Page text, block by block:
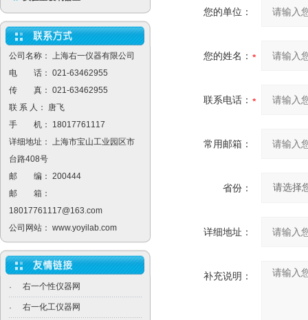
公司名称： 上海右一仪器有限公司
电 话： 021-63462955
传 真： 021-63462955
联 系 人： 唐飞
手 机： 18017761117
详细地址： 上海市宝山工业园区市
台路408号
邮 编： 200444
邮 箱：
18017761117@163.com
公司网站： www.yoyilab.com
· 右一个性仪器网
· 右一化工仪器网
您的单位：
您的姓名：
联系电话：
常用邮箱：
省份：
详细地址：
补充说明：